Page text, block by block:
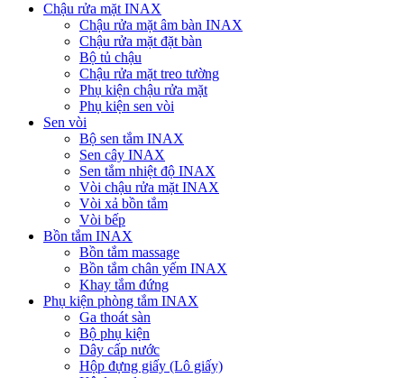
Chậu rửa mặt INAX
Chậu rửa mặt âm bàn INAX
Chậu rửa mặt đặt bàn
Bộ tủ chậu
Chậu rửa mặt treo tường
Phụ kiện chậu rửa mặt
Phụ kiện sen vòi
Sen vòi
Bộ sen tắm INAX
Sen cây INAX
Sen tắm nhiệt độ INAX
Vòi chậu rửa mặt INAX
Vòi xả bồn tắm
Vòi bếp
Bồn tắm INAX
Bồn tắm massage
Bồn tắm chân yếm INAX
Khay tắm đứng
Phụ kiện phòng tắm INAX
Ga thoát sàn
Bộ phụ kiện
Dây cấp nước
Hộp đựng giấy (Lô giấy)